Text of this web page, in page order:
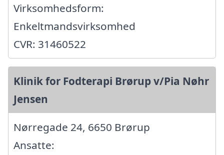
Virksomhedsform:
Enkeltmandsvirksomhed
CVR: 31460522
Klinik for Fodterapi Brørup v/Pia Nøhr
Jensen
Nørregade 24, 6650 Brørup
Ansatte: